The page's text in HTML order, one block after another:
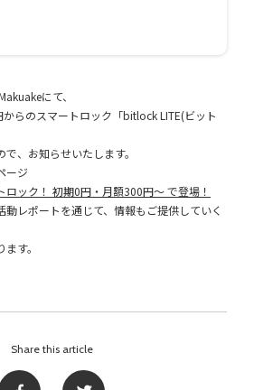
にて、
らのスマートロック「bitlock LITE(ビット
、お知らせいたします。
ージ
ック！ 初期0円・月額300円〜 で登場！
動レポートを通じて、情報もご提供していく
す。
Share this article